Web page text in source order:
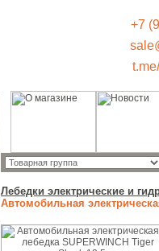
+7
Лебедки электрические и
Автомобильная